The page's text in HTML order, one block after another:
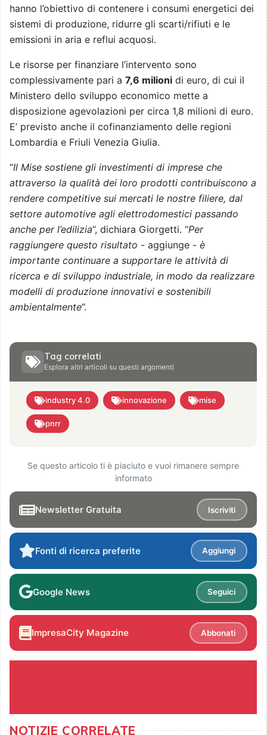
hanno l’obiettivo di contenere i consumi energetici dei
sistemi di produzione, ridurre gli scarti/rifiuti e le
emissioni in aria e reflui acquosi.
Le risorse per finanziare l’intervento sono
complessivamente pari a 7,6 milioni di euro, di cui il
Ministero dello sviluppo economico mette a
disposizione agevolazioni per circa 1,8 milioni di euro.
E’ previsto anche il cofinanziamento delle regioni
Lombardia e Friuli Venezia Giulia.
“Il Mise sostiene gli investimenti di imprese che
attraverso la qualità dei loro prodotti contribuiscono a
rendere competitive sui mercati le nostre filiere, dal
settore automotive agli elettrodomestici passando
anche per l’edilizia”, dichiara Giorgetti. “Per
raggiungere questo risultato - aggiunge - è
importante continuare a supportare le attività di
ricerca e di sviluppo industriale, in modo da realizzare
modelli di produzione innovativi e sostenibili
ambientalmente”.
Tag correlati
Esplora altri articoli su questi argomenti
industry 4.0 innovazione mise
pnrr
Se questo articolo ti è piaciuto e vuoi rimanere sempre
informato
Newsletter Gratuita Iscriviti
Fonti di ricerca preferite Aggiungi
Google News Seguici
ImpresaCity Magazine Abbonati
NOTIZIE CORRELATE